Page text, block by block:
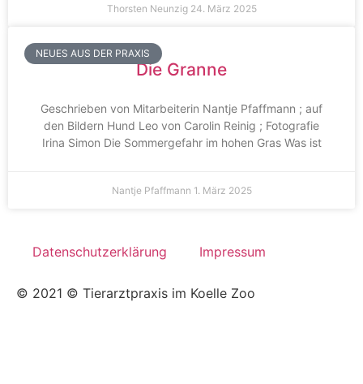
Thorsten Neunzig 24. März 2025
NEUES AUS DER PRAXIS
Die Granne
Geschrieben von Mitarbeiterin Nantje Pfaffmann ; auf
den Bildern Hund Leo von Carolin Reinig ; Fotografie
Irina Simon Die Sommergefahr im hohen Gras Was ist
Nantje Pfaffmann 1. März 2025
Datenschutzerklärung Impressum
© 2021 © Tierarztpraxis im Koelle Zoo